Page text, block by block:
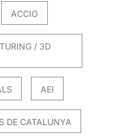
ACCIO
/ 3D
AEI
DE CATALUNYA